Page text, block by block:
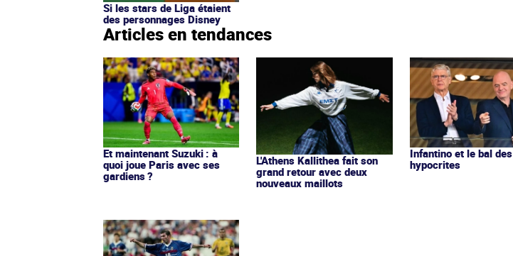
Si les stars de Liga étaient
des personnages Disney
Articles en tendances
Et maintenant Suzuki : à
quoi joue Paris avec ses
gardiens ?
L'Athens Kallithea fait son
grand retour avec deux
nouveaux maillots
Infantino et le bal des
hypocrites